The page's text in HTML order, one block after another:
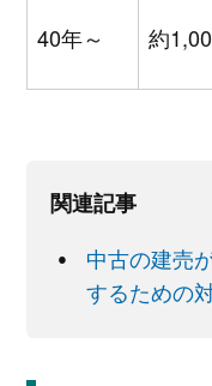
40年～ 約
関連記事
中古の建売
するための